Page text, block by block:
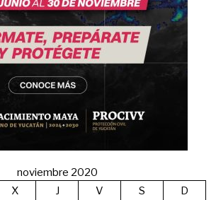
noviembre 2020
X J V S
D